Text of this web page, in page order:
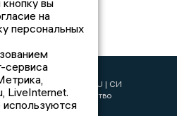
© NEWSVLADIMIR.RU | СИ
агентство
новости»
вы
на
персональных
сервиса
LiveInternet.
используются